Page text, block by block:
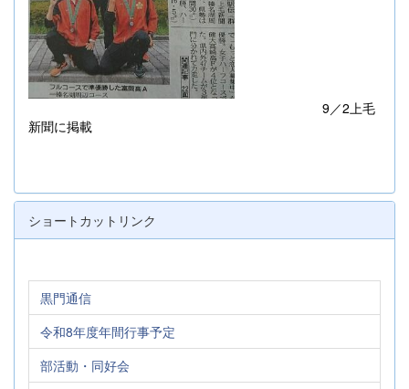
9／2上毛
新聞に掲載
ショートカットリンク
黒門通信
令和8年度年間行事予定
部活動・同好会